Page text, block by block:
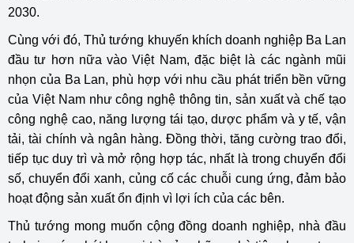
2030.
Cùng với đó, Thủ tướng khuyến khích doanh nghiệp Ba Lan
đầu tư hơn nữa vào Việt Nam, đặc biệt là các ngành mũi
nhọn của Ba Lan, phù hợp với nhu cầu phát triển bền vững
của Việt Nam như công nghệ thông tin, sản xuất và chế tạo
công nghệ cao, năng lượng tái tạo, dược phẩm và y tế, vận
tải, tài chính và ngân hàng. Đồng thời, tăng cường trao đổi,
tiếp tục duy trì và mở rộng hợp tác, nhất là trong chuyển đổi
số, chuyển đổi xanh, củng cố các chuỗi cung ứng, đảm bảo
hoạt động sản xuất ổn định vì lợi ích của các bên.
Thủ tướng mong muốn cộng đồng doanh nghiệp, nhà đầu